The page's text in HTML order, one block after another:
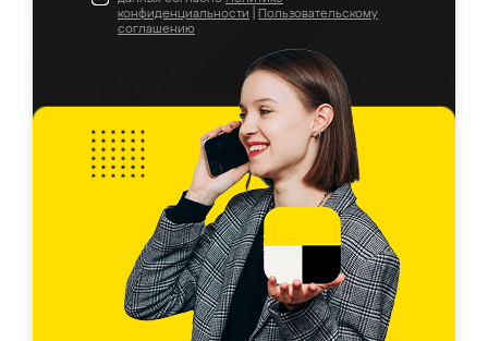
конфиденциальности
Пользовательскому
соглашению